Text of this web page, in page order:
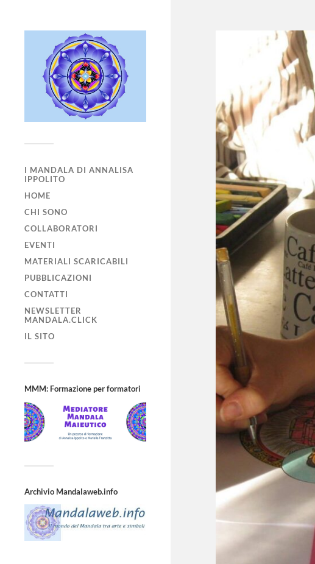
I MANDALA DI ANNALISA
IPPOLITO
HOME
CHI SONO
COLLABORATORI
EVENTI
MATERIALI SCARICABILI
PUBBLICAZIONI
CONTATTI
NEWSLETTER
MANDALA.CLICK
IL SITO
MMM: Formazione per formatori
Archivio Mandalaweb.info